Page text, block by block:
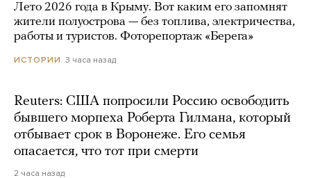
Лето 2026 года в Крыму. Вот каким его запомнят
жители полуострова — без топлива, электричества,
работы и туристов. Фоторепортаж «Берега»
ИСТОРИИ 3 часа назад
Reuters: США попросили Россию освободить
бывшего морпеха Роберта Гилмана, который
отбывает срок в Воронеже. Его семья
опасается, что тот при смерти
2 часа назад